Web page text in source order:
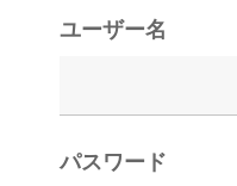
ユーザー名
パスワード